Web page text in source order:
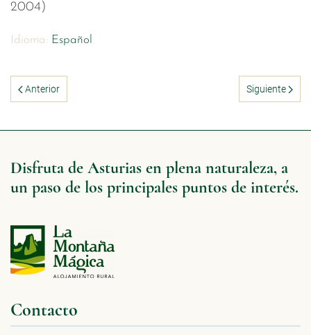
2004)
Idioma: Español
Anterior Siguiente
Disfruta de Asturias en plena naturaleza, a
un paso de los principales puntos de interés.
Contacto